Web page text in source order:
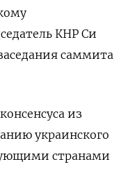
КНР Си
саммита
из
украинского
странами